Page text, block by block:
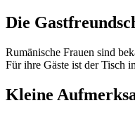
Die
Rumänische Frauen sind
Für ihre Gäste ist der Tisch
Kleine